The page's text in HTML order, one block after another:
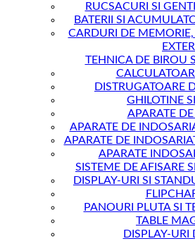
RUCSACURI SI
BATERII SI
CARDURI DE MEMORIE,
TEHNICA DE BIROU
DISTRUGATOARE
GHILOTINE
APARATE
APARATE DE
APARATE DE
APARATE
SISTEME DE AFISARE
DISPLAY-URI SI
PANOURI PLUTA SI
TABLE
DISPLAY-URI